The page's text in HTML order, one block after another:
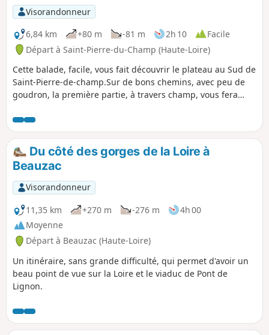
Visorandonneur
6,84 km
+80 m -81 m 2h 10
Facile
Départ à Saint-Pierre-du-Champ (Haute-Loire)
Cette balade, facile, vous fait découvrir le plateau au Sud de
Saint-Pierre-de-champ.Sur de bons chemins, avec peu de
goudron, la première partie, à travers champ, vous fera
volcans du Devez. La deuxième partie, après le stade, est
principalement en forêt.
Du côté des gorges de la Loire à
Beauzac
Visorandonneur
11,35 km
+270 m -276 m
4h 00
Moyenne
Départ à Beauzac (Haute-Loire)
Un itinéraire, sans grande difficulté, qui permet d'avoir un
beau point de vue sur la Loire et le viaduc de Pont de
Lignon.